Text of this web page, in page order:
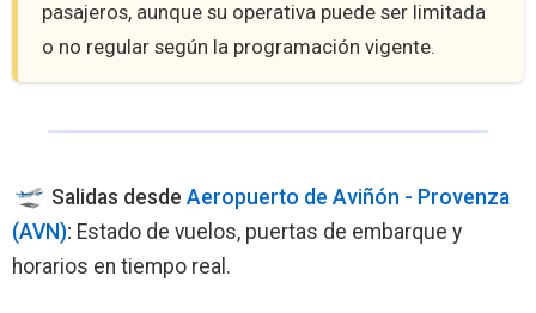
pasajeros, aunque su operativa puede ser limitada
o no regular según la programación vigente.
Salidas desde Aeropuerto de Aviñón - Provenza
(AVN): Estado de vuelos, puertas de embarque y
horarios en tiempo real.